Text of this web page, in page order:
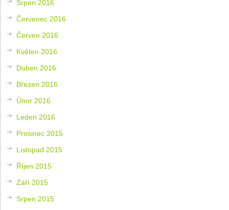
Srpen 2016
Červenec 2016
Červen 2016
Květen 2016
Duben 2016
Březen 2016
Únor 2016
Leden 2016
Prosinec 2015
Listopad 2015
Říjen 2015
Září 2015
Srpen 2015